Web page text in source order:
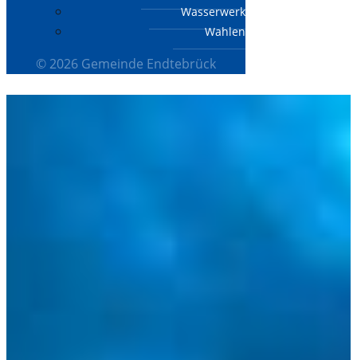
Wasserwerk
Wahlen
© 2026 Gemeinde Endtebrück